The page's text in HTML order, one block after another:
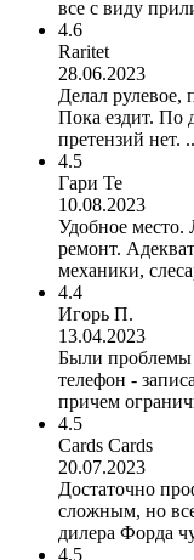
все с виду
4.6
Raritet
28.06.2023
Делал рулевое,
Пока ездит. По
претензий нет.
4.5
Гари Те
10.08.2023
Удобное место.
ремонт.
механики,
4.4
Игорь П.
13.04.2023
Были проблемы
телефон -
причем
4.5
Cards Cards
20.07.2023
Достаточно
сложным, но
дилера Форда
4.5